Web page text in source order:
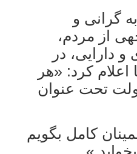
گرانی و
از مردم،
دارايی، در
کرد: «هر
تحت عنوان
کامل بگويم